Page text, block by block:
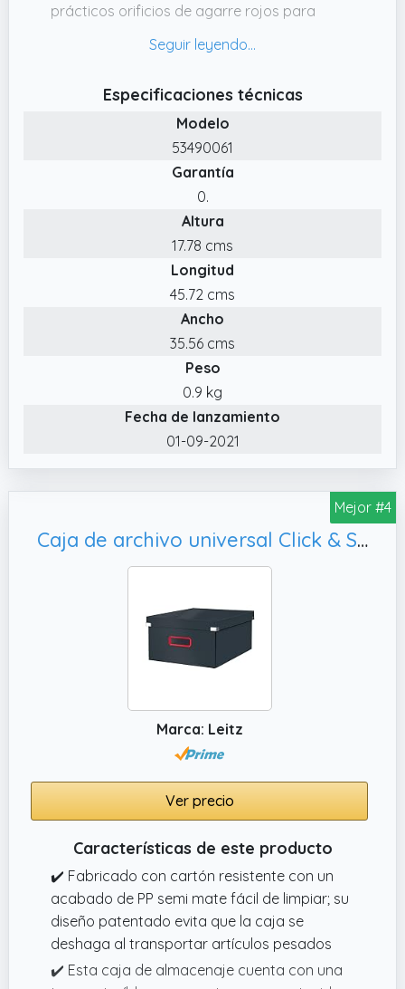
prácticos orificios de agarre rojos para
otros artículos de tamaño A3, e ideal para
almacenar y transportar un portátil o
✔️ Fabricado con cartón resistente con un
acabado de PP semi mate fácil de limpiar; su
diseño patentado evita que la caja se
deshaga al transportar artículos pesados
✔️ Esta caja de almacenaje cuenta con una
tapa extraíble para mantener su contenido
seguro y es completamente plegable,
permitiéndote ahorrar espacio cuando no
Especificaciones técnicas
Modelo
53490061
Garantía
0.
Altura
17.78 cms
Longitud
45.72 cms
Ancho
35.56 cms
Peso
0.9 kg
Fecha de lanzamiento
01-09-2021
Mejor #4
Caja de archivo universal Click & Store Grande Cosy (369x200x484 mm),gris
Marca: Leitz
Ver precio
Características de este producto
✔️ Fabricado con cartón resistente con un
acabado de PP semi mate fácil de limpiar; su
diseño patentado evita que la caja se
deshaga al transportar artículos pesados
✔️ Esta caja de almacenaje cuenta con una